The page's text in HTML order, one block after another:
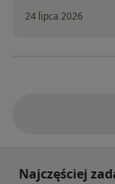
24 lipca 2026
Najczęściej